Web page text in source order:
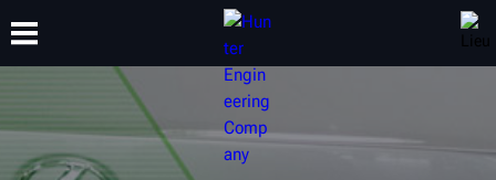
PRODUITS ASSISTANCE
FORMATION